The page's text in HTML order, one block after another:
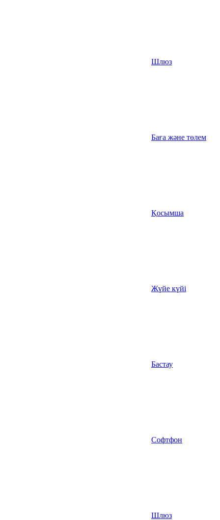
Шлюз
Баға және төлем
Қосымша
Жүйе күйі
Бастау
Софтфон
Шлюз